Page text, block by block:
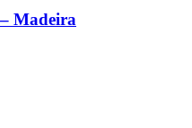
– Madeira